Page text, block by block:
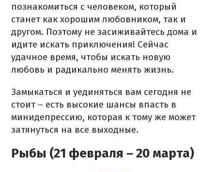
познакомиться с человеком, который
станет как хорошим любовником, так и
другом. Поэтому не засиживайтесь дома и
идите искать приключения! Сейчас
удачное время, чтобы искать новую
любовь и радикально менять жизнь.
Замыкаться и уединяться вам сегодня не
стоит – есть высокие шансы впасть в
минидепрессию, которая к тому же может
затянуться на все выходные.
Рыбы (21 февраля – 20 марта)